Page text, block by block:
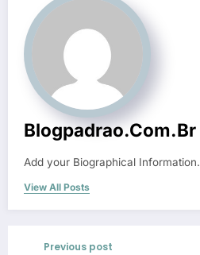
Blogpadrao.com.br
Add your Biographical Information.
View All Posts
Previous post